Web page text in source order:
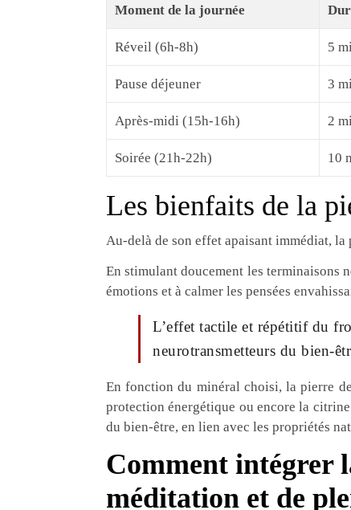
Moment de la journée
Réveil (6h-8h) 5
Pause déjeuner 3
Après-midi (15h-16h) 2
Soirée (21h-22h) 10
Les bienfaits de la
Au-delà de son effet apaisant immédiat,
En stimulant doucement les terminaisons
émotions et à calmer les pensées
L’effet tactile et répétitif du
neurotransmetteurs du bien-
En fonction du minéral choisi, la pierre
protection énergétique ou encore la
du bien-être, en lien avec les propriétés
Comment intégrer
méditation et de